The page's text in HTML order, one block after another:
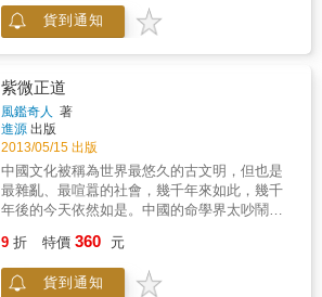
辦法去進行理財運勢推斷。而本書的推算方法
則是讀者不用背誦太多東西，即可以一邊拿著
大的優點在於── 推算方法簡單易懂。 理財運
勢可以很快速就推斷出來。 不用背誦太多東
西，即可以一邊拿著本書、一邊進行理財運勢
推斷。
貨到通知
紫微正道
風鑑奇人
著
進源 出版
2013/05/15 出版
中國文化被稱為世界最悠久的古文明，但也是
最雜亂、最喧囂的社會，幾千年來如此，幾千
年後的今天依然如是。中國的命學界太吵鬧
識的浩瀚讓我還在不斷的精益求精，然而，研
究中國命理學，經過多年學習投入、進入誤
區、嘗試各種實踐方法、從各方取經研究後，
9 折 特價 360 元
貨到通知